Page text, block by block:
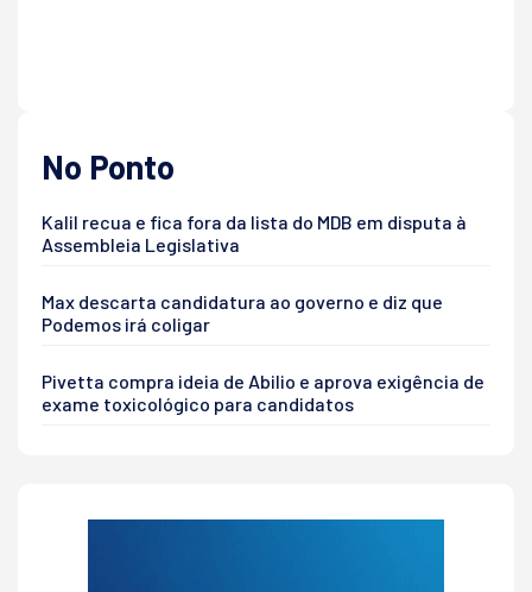
No Ponto
Kalil recua e fica fora da lista do MDB em disputa à
Assembleia Legislativa
Max descarta candidatura ao governo e diz que
Podemos irá coligar
Pivetta compra ideia de Abilio e aprova exigência de
exame toxicológico para candidatos